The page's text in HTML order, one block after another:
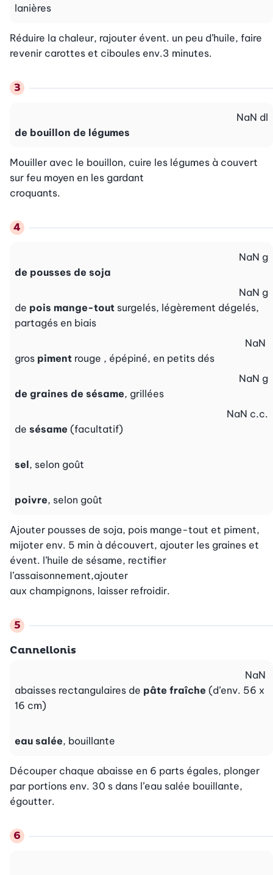
lanières
Réduire la chaleur, rajouter évent. un peu d’huile, faire
revenir carottes et ciboules env.3 minutes.
de bouillon de légumes
NaN dl
Mouiller avec le bouillon, cuire les légumes à couvert
sur feu moyen en les gardant
croquants.
de pousses de soja
NaN g
de pois mange-tout surgelés, légèrement dégelés,
partagés en biais
NaN g
gros piment rouge , épépiné, en petits dés
NaN
de graines de sésame, grillées
NaN g
de sésame (facultatif)
NaN c.c.
sel, selon goût
poivre, selon goût
Ajouter pousses de soja, pois mange-tout et piment,
mijoter env. 5 min à découvert, ajouter les graines et
évent. l’huile de sésame, rectifier
l’assaisonnement,ajouter
aux champignons, laisser refroidir.
Cannellonis
abaisses rectangulaires de pâte fraîche (d’env. 56 x
16 cm)
NaN
eau salée, bouillante
Découper chaque abaisse en 6 parts égales, plonger
par portions env. 30 s dans l’eau salée bouillante,
égoutter.